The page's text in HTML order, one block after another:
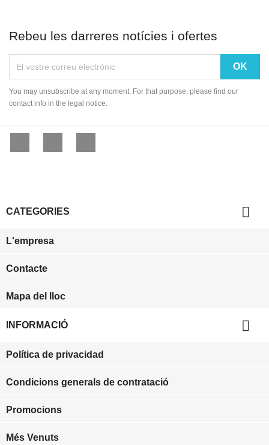
Rebeu les darreres notícies i ofertes
You may unsubscribe at any moment. For that purpose, please find our
contact info in the legal notice.
CATEGORIES 
L'empresa
Contacte
Mapa del lloc
INFORMACIÓ 
Política de privacidad
Condicions generals de contratació
Promocions
Més Venuts